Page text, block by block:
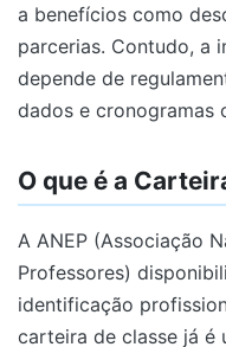
a benefícios como
parcerias. Contudo, a
depende de
dados e cronogramas
O que é a
A ANEP (Associação
Professores)
identificação
carteira de classe já é